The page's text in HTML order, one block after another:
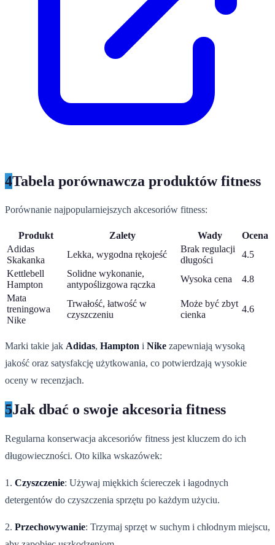
4Tabela porównawcza produktów fitness
Porównanie najpopularniejszych akcesoriów fitness:
Produkt Zalety Wady
Ocena
Adidas
Skakanka
Lekka, wygodna rękojeść
Brak regulacji
długości
4.5
Kettlebell
Hampton
Solidne wykonanie,
antypoślizgowa rączka
Wysoka cena
4.8
Mata
treningowa
Nike
Trwałość, łatwość w
czyszczeniu
Może być zbyt
cienka
4.6
Marki takie jak Adidas, Hampton i Nike zapewniają wysoką
jakość oraz satysfakcję użytkowania, co potwierdzają wysokie
oceny w recenzjach.
5Jak dbać o swoje akcesoria fitness
Regularna konserwacja akcesoriów fitness jest kluczem do ich
długowieczności. Oto kilka wskazówek:
1. Czyszczenie: Używaj miękkich ściereczek i łagodnych
detergentów do czyszczenia sprzętu po każdym użyciu.
2. Przechowywanie: Trzymaj sprzęt w suchym i chłodnym miejscu,